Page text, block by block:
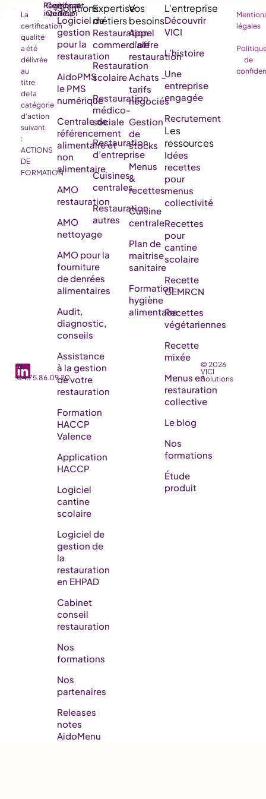
☎️
04.75.86.09.20
La
certification
qualité
a été
délivrée
au
titre
de la
catégorie
d’action
suivant
:
ACTIONS
DE
FORMATION
Règlement
intérieur
Certificat
Qualiopi
Logiciel de
gestion
pour la
restauration
AidoPMS
le PMS
numérique
Centrale de
référencement
alimentaire et
non
alimentaire
AMO
restauration
AMO
nettoyage
AMO pour la
fourniture
de denrées
alimentaires
Audit,
diagnostic,
conseils
Assistance
à la gestion
de votre
restauration
Formation
HACCP
Valence
Application
HACCP
Logiciel
cantine
scolaire
Logiciel de
gestion de
la
restauration
en EHPAD​
Cabinet
conseil
restauration
Nos
formations
Nos
partenaires
Releases
notes
AidoMenu
Restauration
commerciale
Restauration
scolaire
Restauration
médico-
sociale
Restauration
d’entreprise
Cuisines
centrales
Restauration
autres
Appel
d’offre
restauration
Achats –
tarifs
négociés
Gestion
de
stocks
Menus
&
recettes
Cuisine
centrale
Plan de
maitrise
sanitaire
Formation
hygiène
alimentaire
Découvrir
VICI
L’histoire
Une
entreprise
engagée
Recrutement
Idées
recettes
pour
menus
collectivité
Recettes
pour
cantine
scolaire
Recette
GEMRCN
Recettes
végétariennes
Recette
mixée
Menus en
restauration
collective
Le blog
Nos
formations
Étude
produit
© 2026
VICI
Solutions
légales
de